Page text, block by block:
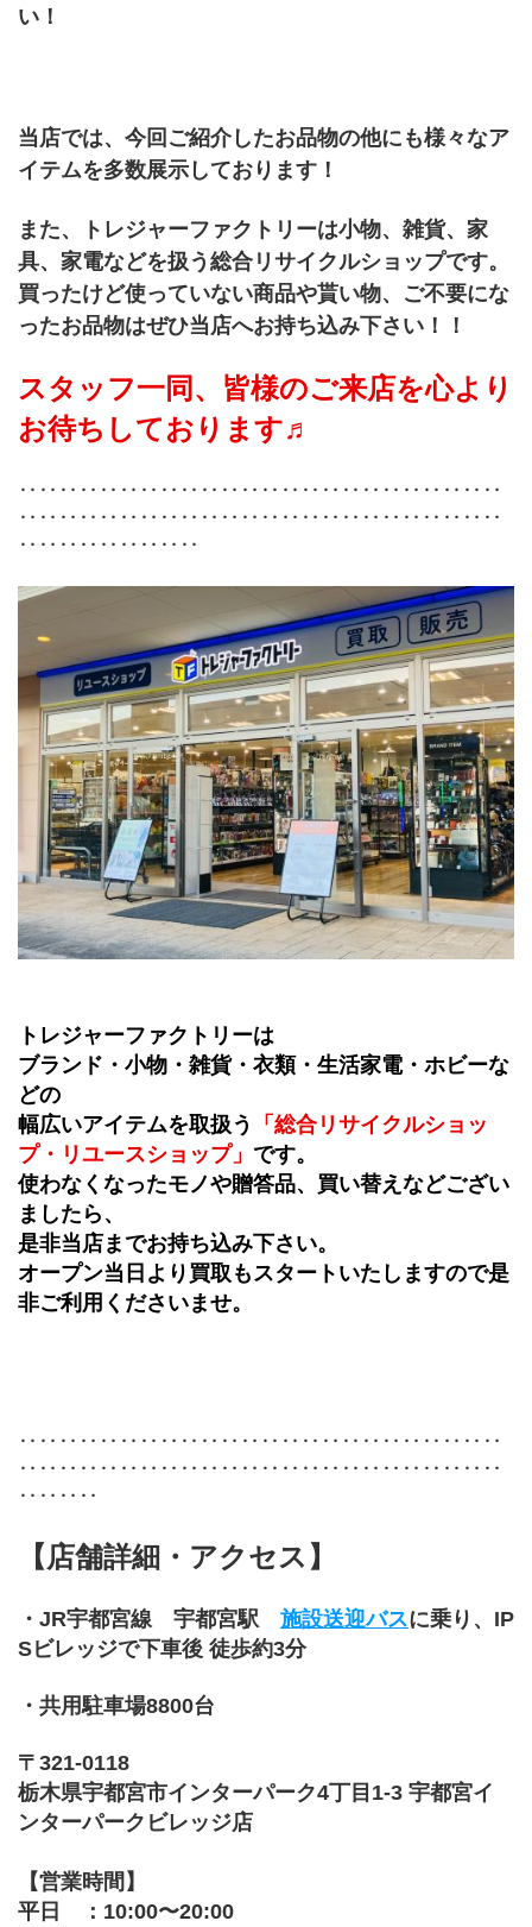
い！
当店では、今回ご紹介したお品物の他にも様々なア
イテムを多数展示しております！
また、トレジャーファクトリーは小物、雑貨、家
具、家電などを扱う総合リサイクルショップです。
買ったけど使っていない商品や貰い物、ご不要にな
ったお品物はぜひ当店へお持ち込み下さい！！
スタッフ一同、皆様のご来店を心より
お待ちしております♬
‥‥‥‥‥‥‥‥‥‥‥‥‥‥‥‥‥‥‥‥‥‥‥‥
‥‥‥‥‥‥‥‥‥‥‥‥‥‥‥‥‥‥‥‥‥‥‥‥
‥‥‥‥‥‥‥‥‥
トレジャーファクトリーは
ブランド・小物・雑貨・衣類・生活家電・ホビーな
どの
幅広いアイテムを取扱う
「総合リサイクルショッ
プ・リユースショップ」 です。
使わなくなったモノや贈答品、買い替えなどござい
ましたら、
是非当店までお持ち込み下さい。
オープン当日より買取もスタートいたしますので是
非ご利用くださいませ。
‥‥‥‥‥‥‥‥‥‥‥‥‥‥‥‥‥‥‥‥‥‥‥‥
‥‥‥‥‥‥‥‥‥‥‥‥‥‥‥‥‥‥‥‥‥‥‥‥
‥‥‥‥
【店舗詳細・アクセス】
・JR宇都宮線　宇都宮駅 施設送迎バスに乗り、IP
Sビレッジで下車後 徒歩約3分
・共用駐車場8800台
〒321-0118
栃木県宇都宮市インターパーク4丁目1-3 宇都宮イ
ンターパークビレッジ店
【営業時間】
平日　：10:00〜20:00